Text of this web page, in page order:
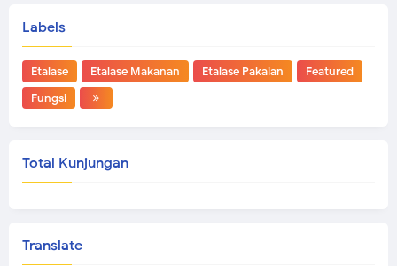
Labels
Etalase Etalase Makanan Etalase Pakaian
Featured
Fungsi
Total Kunjungan
Translate